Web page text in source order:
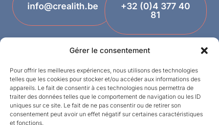
Gérer le consentement
Pour offrir les meilleures expériences, nous utilisons des technologies
telles que les cookies pour stocker et/ou accéder aux informations des
appareils. Le fait de consentir à ces technologies nous permettra de
traiter des données telles que le comportement de navigation ou les ID
uniques sur ce site. Le fait de ne pas consentir ou de retirer son
consentement peut avoir un effet négatif sur certaines caractéristiques
et fonctions.
info@crealith.be
+32 (0)4 377 40
81
Termes et conditions